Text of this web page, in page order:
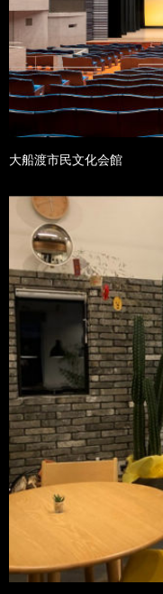
大船渡市民文化会館